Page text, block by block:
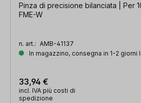
Pinza di precisione bilanciata | Per
FME-W
n. art.: AMB-41137
In magazzino, consegna in 1-2 giorni
33,94 €
incl. IVA più costi di
spedizione